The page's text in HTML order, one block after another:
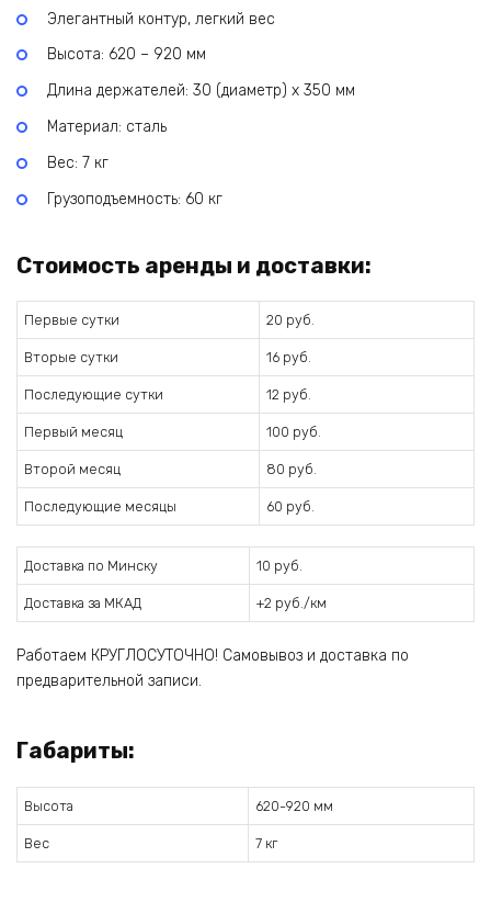
Элегантный контур, легкий вес
Высота: 620 – 920 мм
Длина держателей: 30 (диаметр) х 350 мм
Материал: сталь
Вес: 7 кг
Грузоподъемность: 60 кг
Стоимость аренды и доставки:
Первые сутки 20 руб.
Вторые сутки 16 руб.
Последующие сутки 12 руб.
Первый месяц 100 руб.
Второй месяц 80 руб.
Последующие месяцы 60 руб.
Доставка по Минску 10 руб.
Доставка за МКАД +2 руб./км
Работаем КРУГЛОСУТОЧНО! Самовывоз и доставка по
предварительной записи.
Габариты:
Высота 620-920 мм
Вес 7 кг